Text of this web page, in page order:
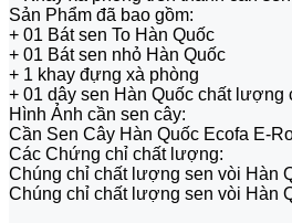
Sản Phẩm đã bao gồm:
+ 01 Bát sen To Hàn Quốc
+ 01 Bát sen nhỏ Hàn Quốc
+ 1 khay đựng xà phòng
+ 01 dây sen Hàn Quốc chất lượng
Hình Ảnh cần sen cây:
Cần Sen Cây Hàn Quốc Ecofa E-
Các Chứng chỉ chất lượng:
Chúng chỉ chất lượng sen vòi Hàn
Chúng chỉ chất lượng sen vòi Hàn